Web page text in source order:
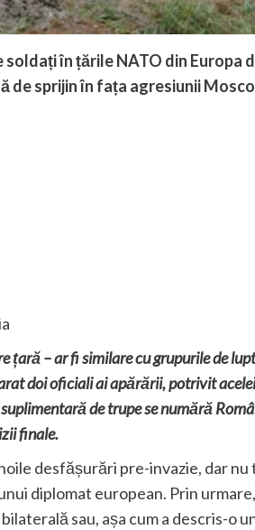
în țările NATO din Europa
de sprijin în fața agresiunii
țară – ar fi similare cu grupurile de
doi oficiali ai apărării, potrivit
de trupe se numără
finale.
desfășurări pre-invazie, dar nu
diplomat european. Prin urmare,
sau, așa cum a descris-o